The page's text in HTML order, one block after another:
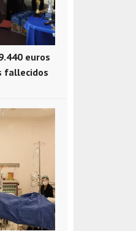
euros
fallecidos